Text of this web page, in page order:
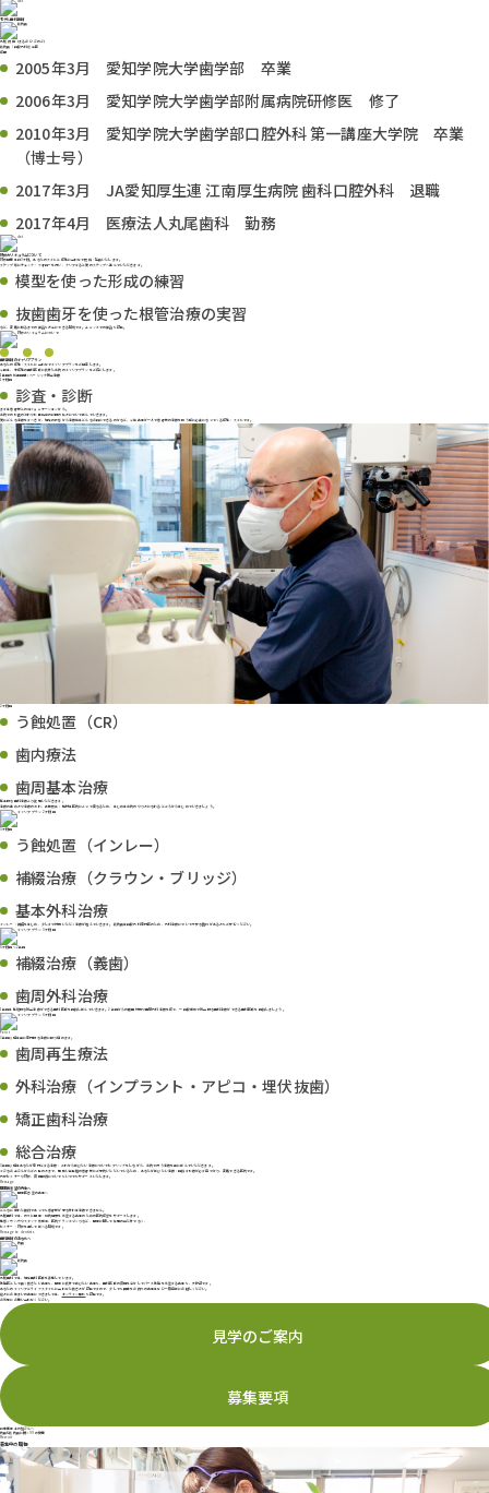
モデル歯科医師
丸尾 尚伸（まるお ひさのぶ）
副院長 / 口腔外科認定医
経歴
2005年3月 愛知学院大学歯学部 卒業
2006年3月 愛知学院大学歯学部附属病院研修医 修了
2010年3月 愛知学院大学歯学部口腔外科 第一講座大学院 卒業
（博士号）
2017年3月 JA愛知厚生連 江南厚生病院 歯科口腔外科 退職
2017年4月 医療法人丸尾歯科 勤務
研修カリキュラムについて
研修期間は約3ヶ月。あなたのスキルと経験に合わせて短縮・延長いたします。
ステップ毎にチェック・フォローを行い、クリアすると次のステップへ進んでいただきます。
模型を使った形成の練習
抜歯歯牙を使った根管治療の実習
など、実践に移るまでの練習も万全にできる環境です。ユニットでの練習も可能。
歯科医師のキャリアプラン
あなたの経験・スキルに合わせてキャリアプランをご用意します。
今回は、未経験の歯科医師に向けた当院のキャリアプランをご紹介します。
1年目の到達目標：ベーシック総合治療
1ヶ月目
診査・診断
まずは患者様とのコミュニケーションから。
当院での診査の流れや診断結果の説明の仕方について学んでいきます。
次にどんな治療をすべきか、現在の状態から治療後はどんなお口にできるのかなど、今後先生が一人で患者様の治療を担う際に必要になってくる経験・スキルです。
2ヶ月目
う蝕処置（CR）
歯内療法
歯周基本治療
基本的な歯科治療より従事いただきます。
治療の進め方や治療の流れ、各種器具・機材は医院によって異なるため、はじめは当院のやり方になれるところからはじめていきましょう。
3ヶ月目
う蝕処置（インレー）
補綴治療（クラウン・ブリッジ）
基本外科治療
インレー・補綴をはじめ、少しずつ対応いただく治療が増えていきます。副院長は口腔外科専門医のため、外科治療について不安な箇所がある方もご安心ください。
6ヶ月目〜2年目
補綴治療（義歯）
歯周外科治療
1年目は基礎的な総合治療ができる歯科医師を目指し学んでいきます。2年目からの義歯対応や歯周外科治療を経て、一口腔単位で総合的な歯科治療ができる歯科医師を目指しましょう。
Point
3年目以降は更に専門的な治療に取り組めます。
歯周再生療法
外科治療（インプラント・アピコ・埋伏抜歯）
矯正歯科治療
総合治療
3年目以降はあなたが専門とする治療・これから学びたい治療についてヒアリングをしながら、当院で行う治療を更に学んでいただきます。
小さなお子さんからご高齢の方まで、幅広い年齢層の患者様にご来院いただいているため、 あなたが学びたい治療・目指す診療が必ず見つかり、実践できる医院です。
外部セミナーや研修、資格取得についてもいつでもサポートいたします。
Message
開業医志望の先生へ
どんなに優れた技術であっても患者様が来なければ治療できません。
丸尾歯科では、のちに開業・別院継承を希望する先生のための医院経営をサポートします。
集患ノウハウやスタッフ育成法、医院ブランドづくりなど、開業に関して仕事の中だけでなく、
セミナー・研修を通して学べる環境です。
Message to dentists
歯科医師のあなたへ
丸尾歯科では、現在歯科医師を募集しています。
勤務医として長く働きたい先生も、開業に向けて学びたい先生も、歯科医師の資格を活かしてパート勤務を希望する先生も、大歓迎です。
あなたの キャリアとライフスタイルに合わせた働き方が可能ですので、少しでも興味をお持ちの先生はぜひ一度見学にお越しください。
遠方にお住まいの先生につきましては、
オンライン面談 も可能です。
お気軽にお問い合わせください。
見学のご案内
募集要項
新卒衛生士の皆さんへ
院長&副院長に聞く99の質問
Recruit
募集中の職種